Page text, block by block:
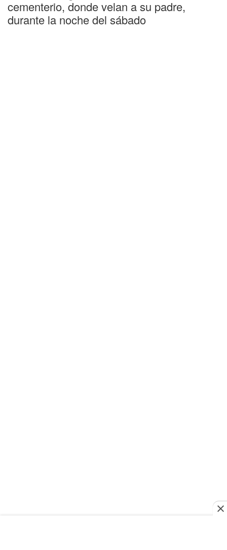
cementerio, donde velan a su padre,
durante la noche del sábado